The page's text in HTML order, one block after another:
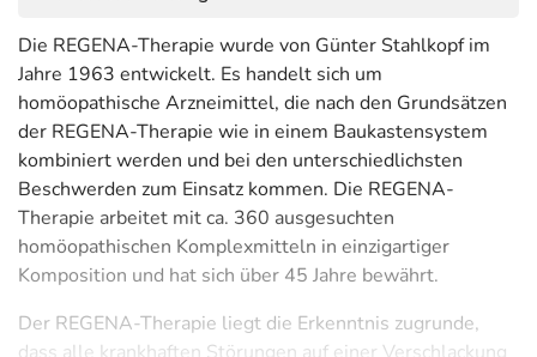
Die REGENA-Therapie wurde von Günter Stahlkopf im
Jahre 1963 entwickelt. Es handelt sich um
homöopathische Arzneimittel, die nach den Grundsätzen
der REGENA-Therapie wie in einem Baukastensystem
kombiniert werden und bei den unterschiedlichsten
Beschwerden zum Einsatz kommen. Die REGENA-
Therapie arbeitet mit ca. 360 ausgesuchten
homöopathischen Komplexmitteln in einzigartiger
Komposition und hat sich über 45 Jahre bewährt.
Der REGENA-Therapie liegt die Erkenntnis zugrunde,